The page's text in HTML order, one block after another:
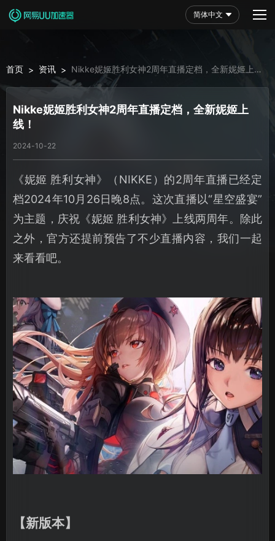
简体中文
首页 > 资讯 > Nikke妮姬胜利女神2周年直播定档，全新妮姬上
线！
Nikke妮姬胜利女神2周年直播定档，全新妮姬上
线！
2024-10-22
《妮姬 胜利女神》（NIKKE）的2周年直播已经定
档2024年10月26日晚8点。这次直播以“星空盛宴”
为主题，庆祝《妮姬 胜利女神》上线两周年。除此
之外，官方还提前预告了不少直播内容，我们一起
来看看吧。
【新版本】